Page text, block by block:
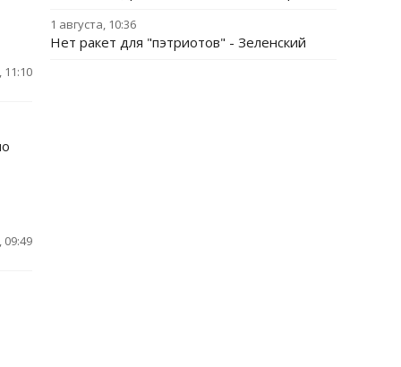
11:10
09:49
1 августа, 10:36
Нет ракет для "пэтриотов" - Зеленский